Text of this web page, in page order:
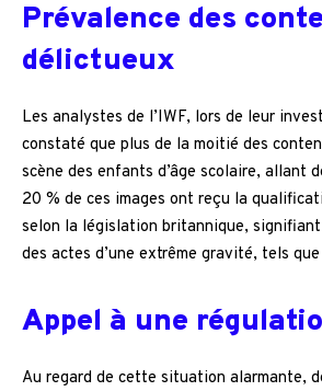
Prévalence des
délictueux
Les analystes de l’IWF, lors de leur
constaté que plus de la moitié des
scène des enfants d’âge scolaire, allant
20 % de ces images ont reçu la
selon la législation britannique, signifiant
des actes d’une extrême gravité, tels
Appel à une
Au regard de cette situation alarmante,